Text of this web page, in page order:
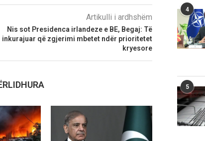
Artikulli i ardhshëm
Nis sot Presidenca irlandeze e BE, Begaj: Të
inkurajuar që zgjerimi mbetet ndër prioritetet
kryesore
4
5